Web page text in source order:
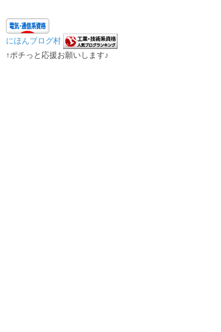
にほんブログ村
↑ポチっと応援お願いします♪